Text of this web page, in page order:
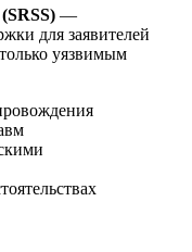
—
для заявителей
уязвимым